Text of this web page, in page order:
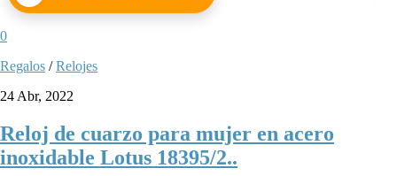
0
Regalos /Relojes
24 Abr, 2022
Reloj de cuarzo para mujer en acero
inoxidable Lotus 18395/2..